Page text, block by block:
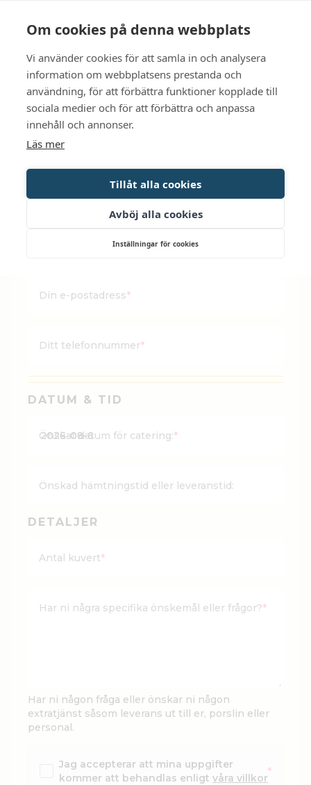
Om cookies på denna webbplats
Vi använder cookies för att samla in och analysera
information om webbplatsens prestanda och
användning, för att förbättra funktioner kopplade till
sociala medier och för att förbättra och anpassa
innehåll och annonser.
Läs mer
Tillåt alla cookies
Avböj alla cookies
Inställningar för cookies
BOKA
BOKAJULTALLRIK
22 decemberinnan klockan 12:00.
Din e-postadress*
Ditt telefonnummer*
DATUM & TID
Önskat datum för catering:*
Önskad hämtningstid eller leveranstid:
DETALJER
Antal kuvert*
Har ni några specifika önskemål eller frågor?*
Har ni någon fråga eller önskar ni någon
extratjänst såsom leverans ut till er, porslin eller
personal.
Jag accepterar att mina uppgifter
kommer att behandlas enligt våra villkor
*